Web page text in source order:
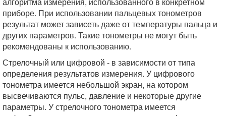
приборе. При использовании пальцевых тонометров
результат может зависеть даже от температуры пальца и
других параметров. Такие тонометры не могут быть
рекомендованы к использованию.
Стрелочный или цифровой - в зависимости от типа
определения результатов измерения. У цифрового
тонометра имеется небольшой экран, на котором
высвечиваются пульс, давление и некоторые другие
параметры. У стрелочного тонометра имеется